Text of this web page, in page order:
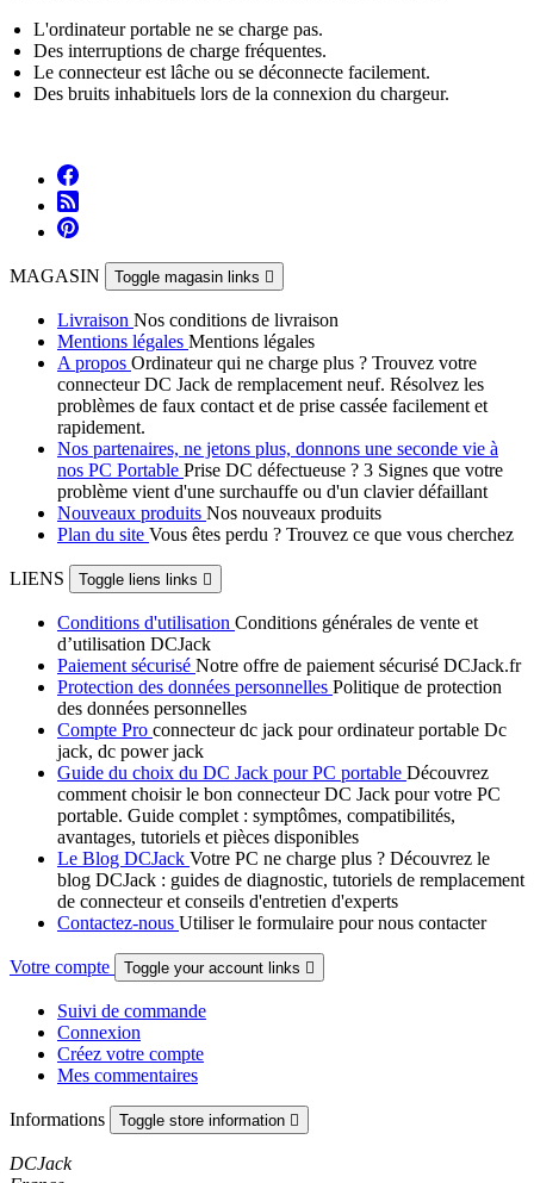
L'ordinateur portable ne se charge pas.
Des interruptions de charge fréquentes.
Le connecteur est lâche ou se déconnecte facilement.
Des bruits inhabituels lors de la connexion du chargeur.
MAGASIN Toggle magasin links 
Livraison Nos conditions de livraison
Mentions légales Mentions légales
A propos Ordinateur qui ne charge plus ? Trouvez votre
connecteur DC Jack de remplacement neuf. Résolvez les
problèmes de faux contact et de prise cassée facilement et
rapidement.
Nos partenaires, ne jetons plus, donnons une seconde vie à
nos PC Portable Prise DC défectueuse ? 3 Signes que votre
problème vient d'une surchauffe ou d'un clavier défaillant
Nouveaux produits Nos nouveaux produits
Plan du site Vous êtes perdu ? Trouvez ce que vous cherchez
LIENS Toggle liens links 
Conditions d'utilisation Conditions générales de vente et
d’utilisation DCJack
Paiement sécurisé Notre offre de paiement sécurisé DCJack.fr
Protection des données personnelles Politique de protection
des données personnelles
Compte Pro connecteur dc jack pour ordinateur portable Dc
jack, dc power jack
Guide du choix du DC Jack pour PC portable Découvrez
comment choisir le bon connecteur DC Jack pour votre PC
portable. Guide complet : symptômes, compatibilités,
avantages, tutoriels et pièces disponibles
Le Blog DCJack Votre PC ne charge plus ? Découvrez le
blog DCJack : guides de diagnostic, tutoriels de remplacement
de connecteur et conseils d'entretien d'experts
Contactez-nous Utiliser le formulaire pour nous contacter
Votre compte Toggle your account links 
Suivi de commande
Connexion
Créez votre compte
Mes commentaires
Informations Toggle store information 
DCJack